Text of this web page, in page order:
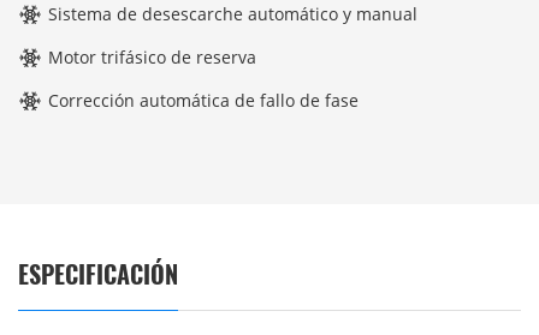
Sistema de desescarche automático y manual
Motor trifásico de reserva
Corrección automática de fallo de fase
ESPECIFICACIÓN